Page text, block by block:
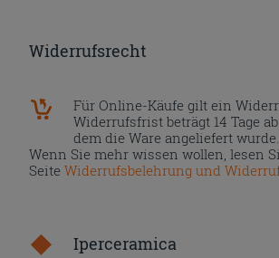
Widerrufsrecht
Für Online-Käufe gilt ein
Widerrufsfrist beträgt 14 Tage
dem die Ware angeliefert wurde.
Wenn Sie mehr wissen wollen, lesen
SeiteWiderrufsbelehrung und
Iperceramica